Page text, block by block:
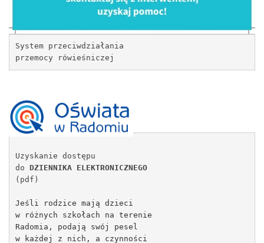
System przeciwdziałania
przemocy rówieśniczej
Uzyskanie dostępu
do DZIENNIKA ELEKTRONICZNEGO
(pdf)
Jeśli rodzice mają dzieci
w różnych szkołach na terenie
Radomia, podają swój pesel
w każdej z nich, a czynności